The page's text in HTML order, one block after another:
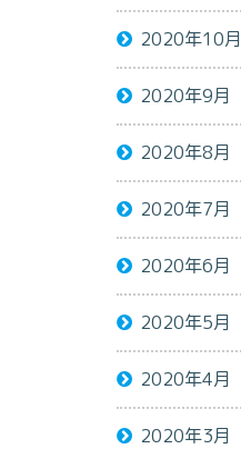
2020年10月
2020年9月
2020年8月
2020年7月
2020年6月
2020年5月
2020年4月
2020年3月